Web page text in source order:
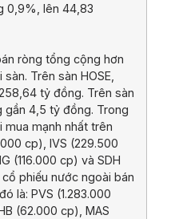
0,9%, lên 44,83
ròng tổng cộng hơn
Trên sàn HOSE,
tỷ đồng. Trên sàn
gần 4,5 tỷ đồng. Trong
mạnh nhất trên
cp), IVS (229.500
(116.000 cp) và SDH
phiếu nước ngoài bán
là: PVS (1.283.000
(62.000 cp), MAS